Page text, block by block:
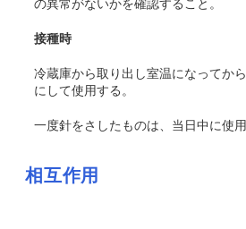
の異常がないかを確認すること。
接種時
冷蔵庫から取り出し室温になってか
にして使用する。
一度針をさしたものは、当日中に使用
相互作用